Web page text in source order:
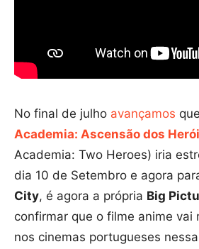
No final de julho avançamos
Academia: Ascensão dos
Academia: Two Heroes) iria
dia 10 de Setembro e agora
City, é agora a própria Big
confirmar que o filme anime vai
nos cinemas portugueses